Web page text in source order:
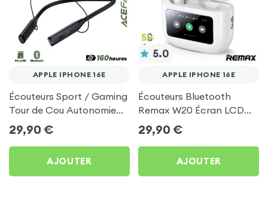
APPLE IPHONE 16E
Écouteurs Sport / Gaming
Tour de Cou Autonomie
160h Acefast pour Apple
iPhone 16e
29,90 €
AJOUTER
5.0
APPLE IPHONE 16E
Écouteurs Bluetooth
Remax W20 Écran LCD
Full-Color pour Apple
iPhone 16e
29,90 €
AJOUTER